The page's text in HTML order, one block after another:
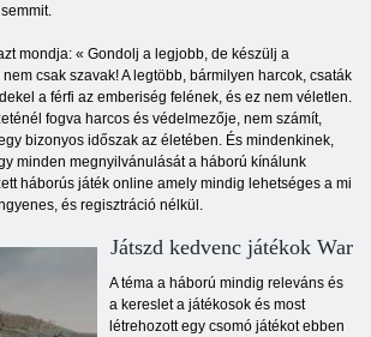
mondja: « Gondolj a legjobb, de készülj a
csak szavak! A legtöbb, bármilyen harcok, csaták
a férfi az emberiség felének, és ez nem véletlen.
fogva harcos és védelmezője, nem számít,
bizonyos időszak az életében. És mindenkinek,
minden megnyilvánulását a háború kínálunk
háborús játék online amely mindig lehetséges a mi
és regisztráció nélkül.
Játszd kedvenc játékok War
A téma a háború mindig releváns és
a kereslet a játékosok és most
létrehozott egy csomó játékot ebben